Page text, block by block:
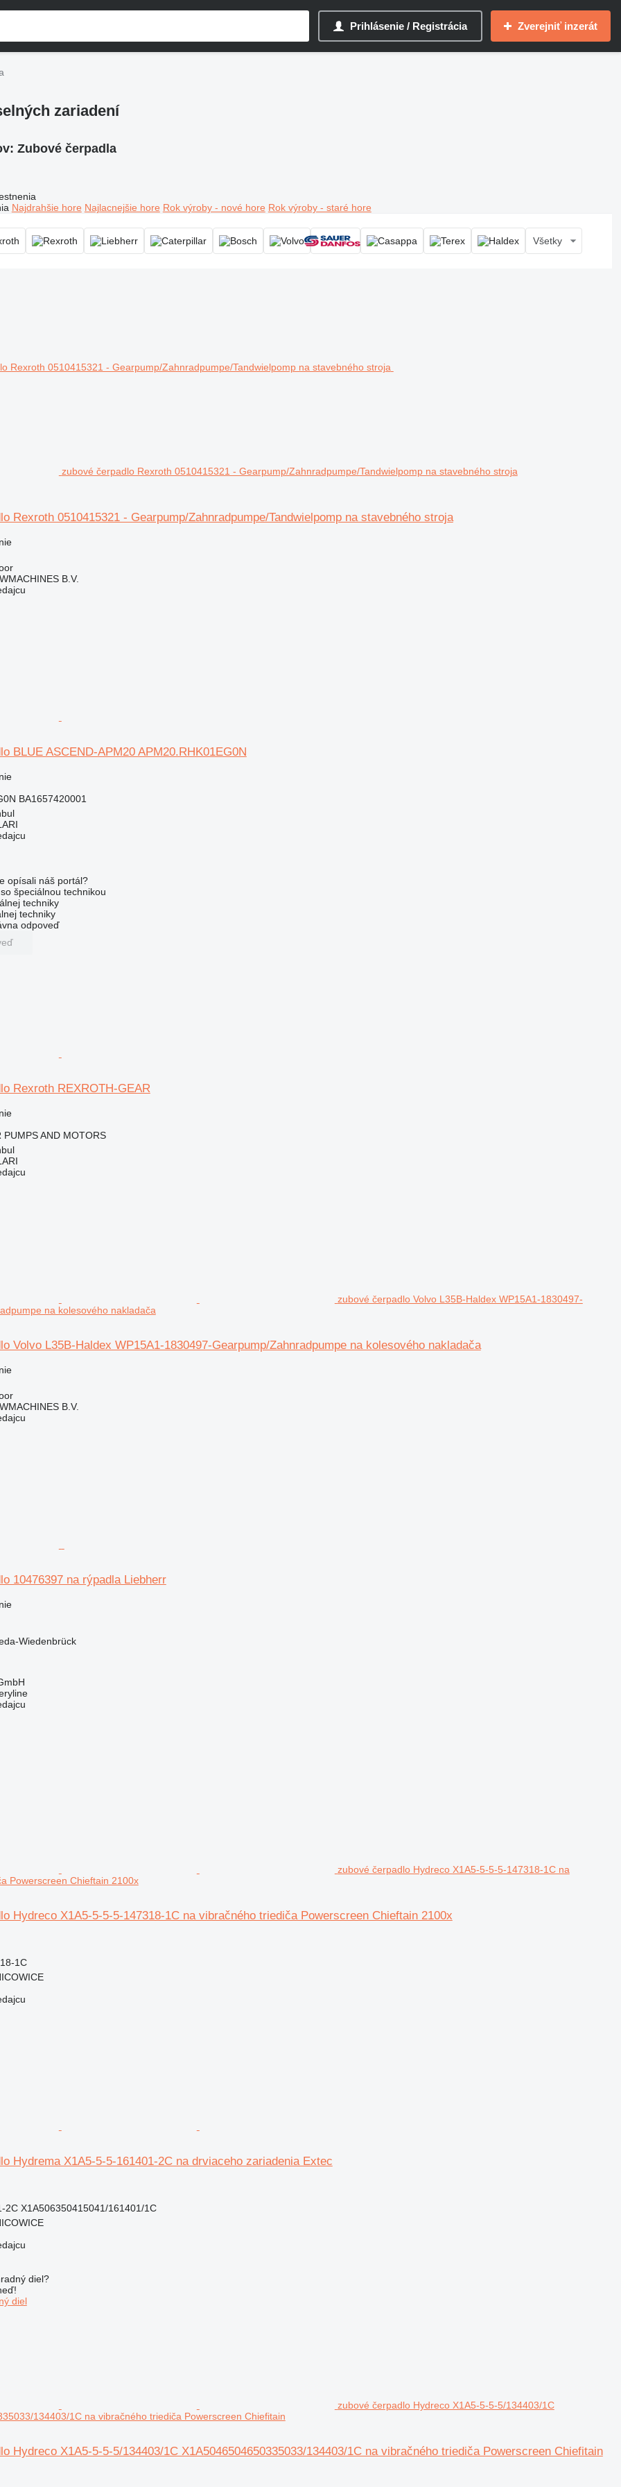
Prihlásenie / Registrácia Zverejniť inzerát
zariadení
Zubové čerpadla
Najdrahšie hore Najlacnejšie hore Rok výroby - nové hore Rok výroby - staré hore
Všetky
zubové čerpadlo Rexroth 0510415321 - Gearpump/Zahnradpumpe/Tandwielpomp na stavebného stroja
Rexroth 0510415321 - Gearpump/Zahnradpumpe/Tandwielpomp na stavebného stroja
B.V.
BLUE ASCEND-APM20 APM20.RHK01EG0N
BA1657420001
opísali náš portál?
špeciálnou technikou
techniky
techniky
odpoveď
Rexroth REXROTH-GEAR
PUMPS AND MOTORS
zubové čerpadlo Volvo L35B-Haldex WP15A1-1830497-
na kolesového nakladača
Volvo L35B-Haldex WP15A1-1830497-Gearpump/Zahnradpumpe na kolesového nakladača
B.V.
10476397 na rýpadla Liebherr
Wiedenbrück
zubové čerpadlo Hydreco X1A5-5-5-5-147318-1C na
Powerscreen Chieftain 2100x
Hydreco X1A5-5-5-5-147318-1C na vibračného triediča Powerscreen Chieftain 2100x
1C
Hydrema X1A5-5-5-161401-2C na drviaceho zariadenia Extec
2C X1A506350415041/161401/1C
diel?
diel
zubové čerpadlo Hydreco X1A5-5-5-5/134403/1C
134403/1C na vibračného triediča Powerscreen Chiefitain
Hydreco X1A5-5-5-5/134403/1C X1A5046504650335033/134403/1C na vibračného triediča Powerscreen Chiefitain